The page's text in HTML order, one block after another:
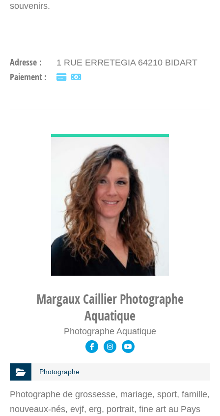
souvenirs.
Adresse : 1 RUE ERRETEGIA 64210 BIDART
Paiement :
Margaux Caillier Photographe
Aquatique
Photographe Aquatique
Photographe
Photographe de grossesse, mariage, sport, famille,
nouveaux-nés, evjf, erg, portrait, fine art au Pays